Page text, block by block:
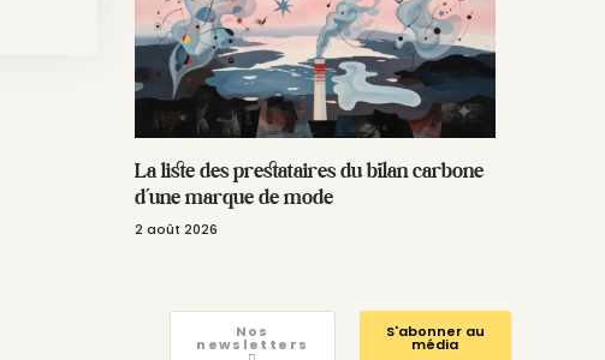
La liste des prestataires du bilan carbone
d’une marque de mode
2 août 2026
Nos
newsletters
S'abonner au
média